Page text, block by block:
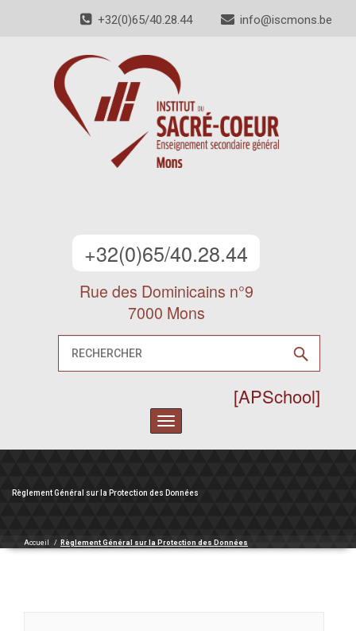
+32(0)65/40.28.44 info@iscmons.be
+32(0)65/40.28.44
Rue des Dominicains n°9
7000 Mons
[APSchool]
Toggle
navigation
Règlement Général sur la Protection des Données
Accueil / Règlement Général sur la Protection des Données